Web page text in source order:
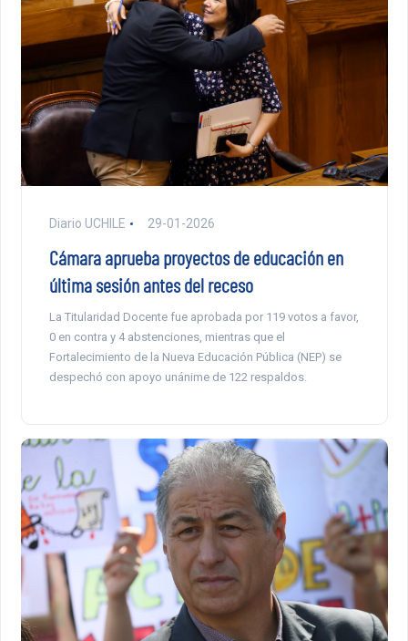
Diario UCHILE 29-01-2026
Cámara aprueba proyectos de educación en
última sesión antes del receso
La Titularidad Docente fue aprobada por 119 votos a favor,
0 en contra y 4 abstenciones, mientras que el
Fortalecimiento de la Nueva Educación Pública (NEP) se
despechó con apoyo unánime de 122 respaldos.